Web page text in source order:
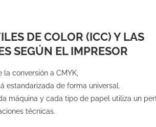
DE COLOR (ICC) Y LAS
SEGÚN EL IMPRESOR
la conversión a CMYK,
estandarizada de forma universal.
máquina y cada tipo de papel utiliza un
técnicas.